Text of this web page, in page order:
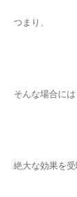
つまり、
そんな場合には
絶大な効果を受